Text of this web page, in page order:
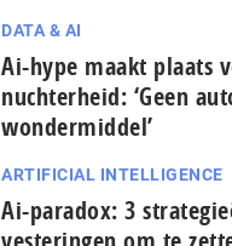
DATA & AI
Ai-hype maakt plaats
nuchterheid: ‘Geen
won­der­mid­del’
ARTIFICIAL INTELLIGENCE
Ai-paradox: 3